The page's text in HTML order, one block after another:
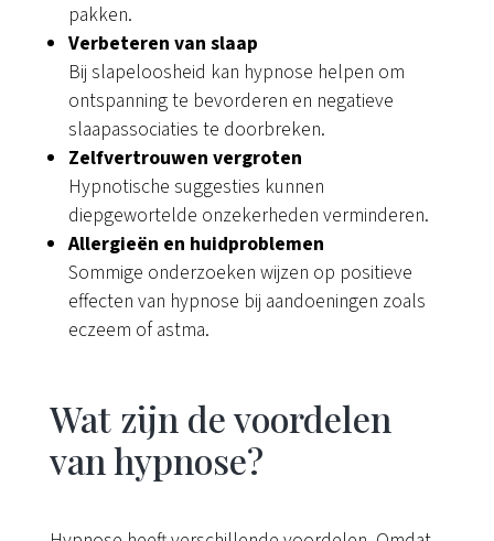
pakken.
Verbeteren van slaap
Bij slapeloosheid kan hypnose helpen om
ontspanning te bevorderen en negatieve
slaapassociaties te doorbreken.
Zelfvertrouwen vergroten
Hypnotische suggesties kunnen
diepgewortelde onzekerheden verminderen.
Allergieën en huidproblemen
Sommige onderzoeken wijzen op positieve
effecten van hypnose bij aandoeningen zoals
eczeem of astma.
Wat zijn de voordelen
van hypnose?